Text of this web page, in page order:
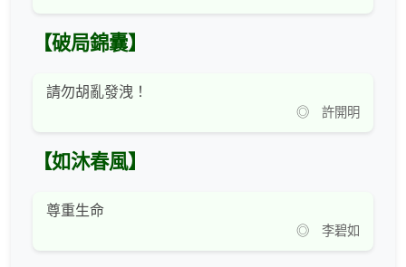
【破局錦囊】
請勿胡亂發洩！
◎ 許開明
【如沐春風】
尊重生命
◎ 李碧如